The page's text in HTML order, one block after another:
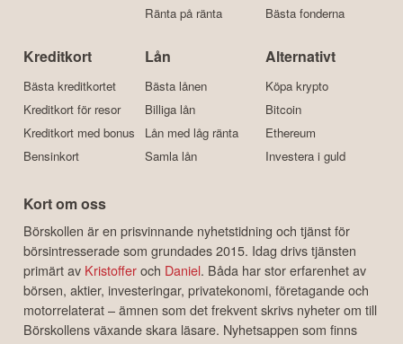
Ränta på ränta
Bästa fonderna
Kreditkort
Bästa kreditkortet
Kreditkort för resor
Kreditkort med bonus
Bensinkort
Lån
Bästa lånen
Billiga lån
Lån med låg ränta
Samla lån
Alternativt
Köpa krypto
Bitcoin
Ethereum
Investera i guld
Kort om oss
Börskollen är en prisvinnande nyhetstidning och tjänst för
börsintresserade som grundades 2015. Idag drivs tjänsten
primärt av Kristofferoch Daniel. Båda har stor erfarenhet av
börsen, aktier, investeringar, privatekonomi, företagande och
motorrelaterat – ämnen som det frekvent skrivs nyheter om till
Börskollens växande skara läsare. Nyhetsappen som finns